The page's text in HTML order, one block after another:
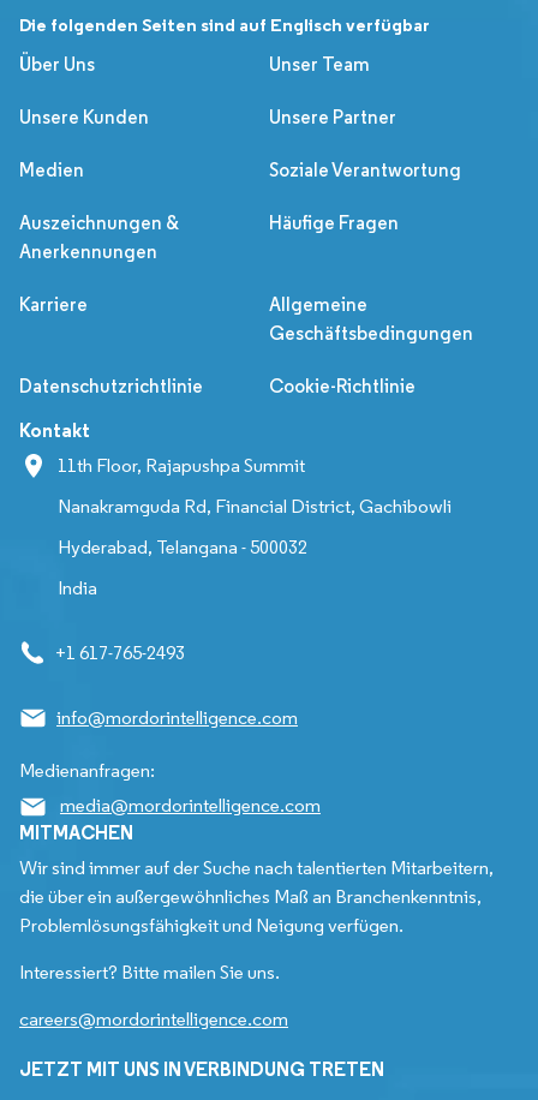
Die folgenden Seiten sind auf Englisch verfügbar
Über Uns
Unser Team
Unsere Kunden Unsere Partner
Medien Soziale Verantwortung
Auszeichnungen &
Anerkennungen
Häufige Fragen
Karriere
Allgemeine
Geschäftsbedingungen
Datenschutzrichtlinie Cookie-Richtlinie
Kontakt
11th Floor, Rajapushpa Summit
Nanakramguda Rd, Financial District, Gachibowli
Hyderabad, Telangana - 500032
India
+1 617-765-2493
info@mordorintelligence.com
Medienanfragen:
media@mordorintelligence.com
MITMACHEN
Wir sind immer auf der Suche nach talentierten Mitarbeitern,
die über ein außergewöhnliches Maß an Branchenkenntnis,
Problemlösungsfähigkeit und Neigung verfügen.
Interessiert? Bitte mailen Sie uns.
careers@mordorintelligence.com
JETZT MIT UNS IN VERBINDUNG TRETEN